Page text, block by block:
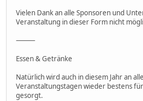
Vielen Dank an alle Sponsoren und
Veranstaltung in dieser Form nicht
⸻
Essen & Getränke
Natürlich wird auch in diesem Jahr an
Veranstaltungstagen wieder bestens
gesorgt.